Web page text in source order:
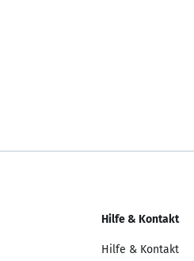
Hilfe & Kontakt
Hilfe & Kontakt